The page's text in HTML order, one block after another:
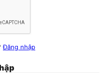
Đăng nhập